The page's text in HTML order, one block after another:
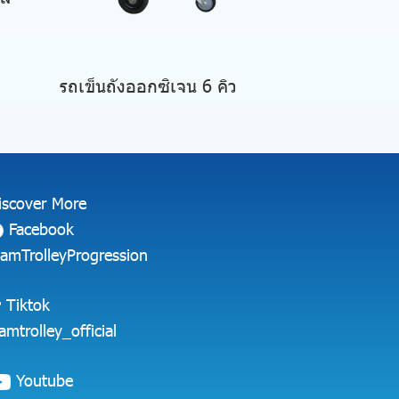
รถเข็นถังออกซิเจน 6 คิว
More
Facebook
Tiktok
Youtube